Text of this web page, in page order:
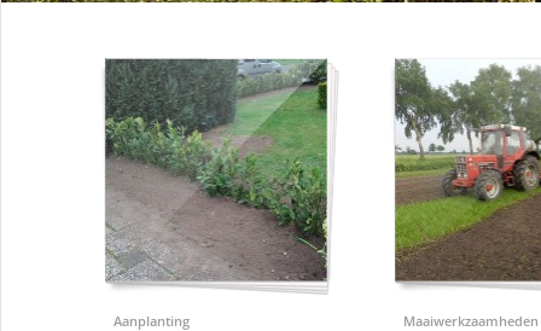
Aanplanting Maaiwerkzaamheden